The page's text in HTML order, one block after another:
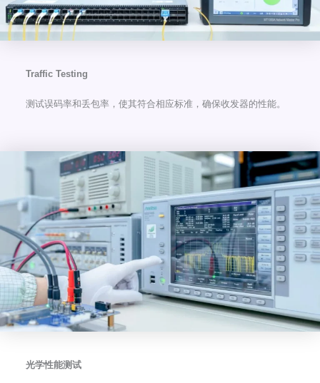
Traffic Testing
测试误码率和丢包率，使其符合相应标准，确保收发器的性能。
光学性能测试